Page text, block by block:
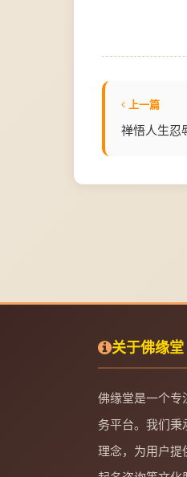
上一篇
禅悟人生忍
关于佛缘堂
佛缘堂是一个专
务平台。我们秉
理念，为用户提